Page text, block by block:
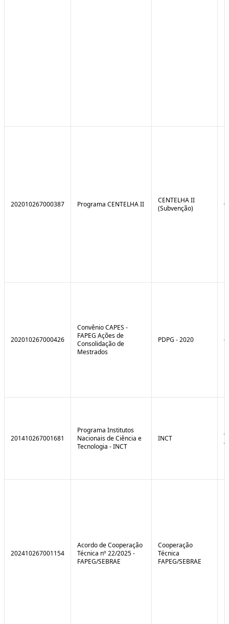
202010267000387 Programa CENTELHA II
CENTELHA II
(Subvenção)
202010267000426
Convênio CAPES -
FAPEG Ações de
Consolidação de
Mestrados
PDPG - 2020
201410267001681
Programa Institutos
Nacionais de Ciência e
Tecnologia - INCT
INCT
202410267001154
Acordo de Cooperação
Técnica nº 22/2025 -
FAPEG/SEBRAE
Cooperação
Técnica
FAPEG/SEBRAE